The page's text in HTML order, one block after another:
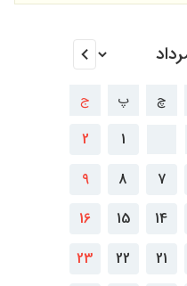
چ پ ج
1
2
7
8
9
14
15
16
21
22
23